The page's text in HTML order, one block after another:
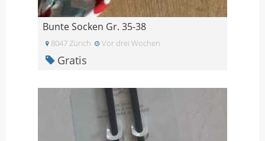
Bunte Socken Gr. 35-38
8047 Zürich Vor drei Wochen
Gratis